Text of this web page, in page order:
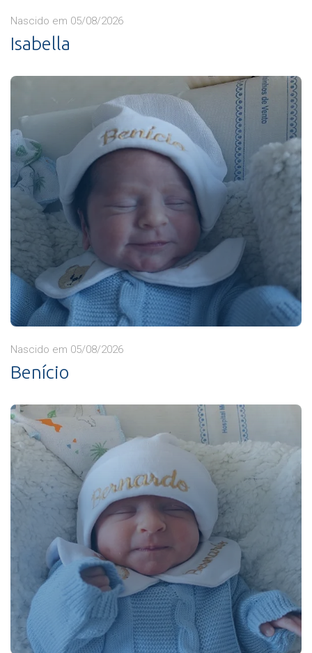
Nascido em 05/08/2026
Isabella
Nascido em 05/08/2026
Benício